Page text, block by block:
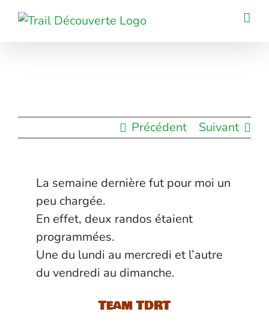
Passer
Précédent Suivant
La semaine dernière fut pour moi un
peu chargée.
En effet, deux randos étaient
programmées.
Une du lundi au mercredi et l’autre
du vendredi au dimanche.
Team TDRT